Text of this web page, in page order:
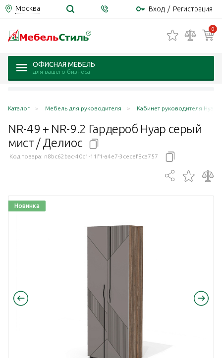
Москва Вход / Регистрация
0
ОФИСНАЯ МЕБЕЛЬ
для вашего бизнеса
Каталог Мебель для руководителя Кабинет руководителя Нуар /
NR-49 + NR-9.2 Гардероб Нуар серый
мист /Делиос
Код товара: n8bc62bac-40c1-11f1-a4e7-3cecef8ca757
Новинка